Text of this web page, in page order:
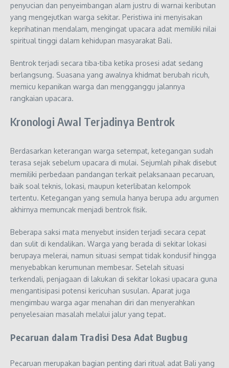
penyucian dan penyeimbangan alam justru di warnai keributan
yang mengejutkan warga sekitar. Peristiwa ini menyisakan
keprihatinan mendalam, mengingat upacara adat memiliki nilai
spiritual tinggi dalam kehidupan masyarakat Bali.
Bentrok terjadi secara tiba-tiba ketika prosesi adat sedang
berlangsung. Suasana yang awalnya khidmat berubah ricuh,
memicu kepanikan warga dan mengganggu jalannya
rangkaian upacara.
Kronologi Awal Terjadinya Bentrok
Berdasarkan keterangan warga setempat, ketegangan sudah
terasa sejak sebelum upacara di mulai. Sejumlah pihak disebut
memiliki perbedaan pandangan terkait pelaksanaan pecaruan,
baik soal teknis, lokasi, maupun keterlibatan kelompok
tertentu. Ketegangan yang semula hanya berupa adu argumen
akhirnya memuncak menjadi bentrok fisik.
Beberapa saksi mata menyebut insiden terjadi secara cepat
dan sulit di kendalikan. Warga yang berada di sekitar lokasi
berupaya melerai, namun situasi sempat tidak kondusif hingga
menyebabkan kerumunan membesar. Setelah situasi
terkendali, penjagaan di lakukan di sekitar lokasi upacara guna
mengantisipasi potensi kericuhan susulan. Aparat juga
mengimbau warga agar menahan diri dan menyerahkan
penyelesaian masalah melalui jalur yang tepat.
Pecaruan dalam Tradisi Desa Adat Bugbug
Pecaruan merupakan bagian penting dari ritual adat Bali yang